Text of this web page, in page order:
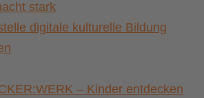
stark
digitale kulturelle Bildung
– Kinder entdecken